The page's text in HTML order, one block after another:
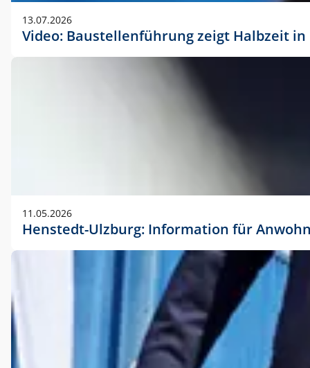
13.07.2026
Video: Baustellenführung zeigt Halbzeit
11.05.2026
Henstedt-Ulzburg: Information für